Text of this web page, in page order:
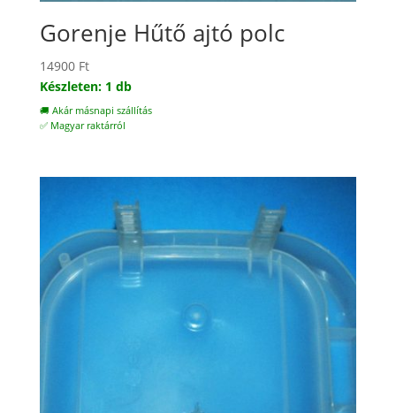
Gorenje Hűtő ajtó polc
14900 Ft
Készleten: 1 db
🚚 Akár másnapi szállítás
✅ Magyar raktárról